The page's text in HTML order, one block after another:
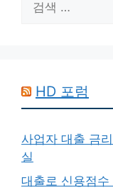
색:
HD 포럼
사업자 대출 금
실
대출로 신용점